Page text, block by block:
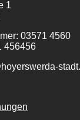
1
03571 4560
456456